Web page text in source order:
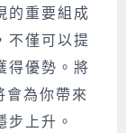
的重要組成
不僅可以提
得優勢。將
會為你帶來
步上升。